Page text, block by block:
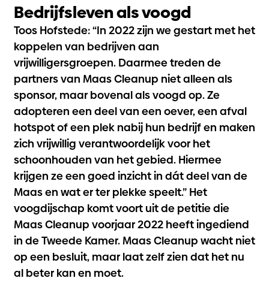
Bedrijfsleven als voogd
Toos Hofstede: “In 2022 zijn we gestart met het
koppelen van bedrijven aan
vrijwilligersgroepen. Daarmee treden de
partners van Maas Cleanup niet alleen als
sponsor, maar bovenal als voogd op. Ze
adopteren een deel van een oever, een afval
hotspot of een plek nabij hun bedrijf en maken
zich vrijwillig verantwoordelijk voor het
schoonhouden van het gebied. Hiermee
krijgen ze een goed inzicht in dát deel van de
Maas en wat er ter plekke speelt.” Het
voogdijschap komt voort uit de petitie die
Maas Cleanup voorjaar 2022 heeft ingediend
in de Tweede Kamer. Maas Cleanup wacht niet
op een besluit, maar laat zelf zien dat het nu
al beter kan en moet.